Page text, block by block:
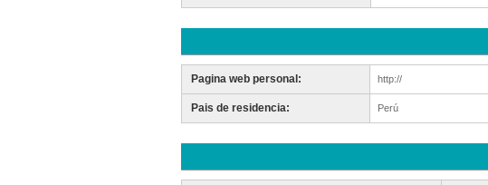
Pagina web personal: http://
Pais de residencia: Perú